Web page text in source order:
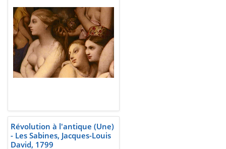
Révolution à l'antique (Une)
- Les Sabines, Jacques-Louis
David, 1799